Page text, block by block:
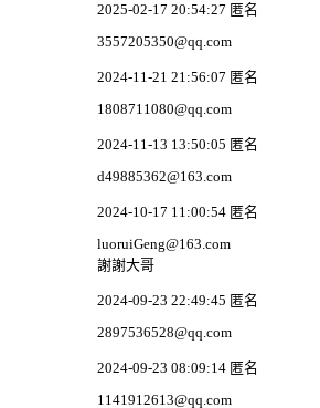
2025-02-17 20:54:27 匿名
3557205350@qq.com
2024-11-21 21:56:07 匿名
1808711080@qq.com
2024-11-13 13:50:05 匿名
d49885362@163.com
2024-10-17 11:00:54 匿名
luoruiGeng@163.com
謝謝大哥
2024-09-23 22:49:45 匿名
2897536528@qq.com
2024-09-23 08:09:14 匿名
1141912613@qq.com